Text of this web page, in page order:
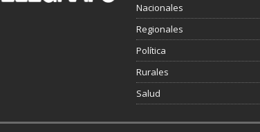
Nacionales
Regionales
Política
Rurales
Salud